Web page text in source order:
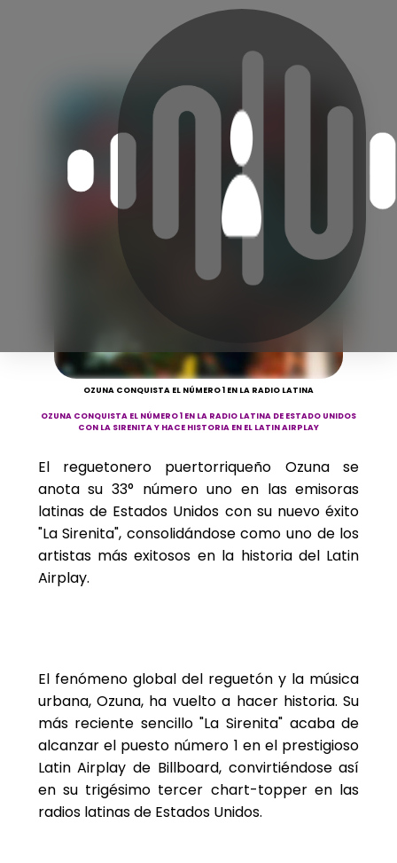
OZUNA CONQUISTA EL NÚMERO 1 EN LA RADIO LATINA
OZUNA CONQUISTA EL NÚMERO 1 EN LA RADIO LATINA DE ESTADO UNIDOS
CON LA SIRENITA Y HACE HISTORIA EN EL LATIN AIRPLAY
El reguetonero puertorriqueño Ozuna se
anota su 33° número uno en las emisoras
latinas de Estados Unidos con su nuevo éxito
"La Sirenita", consolidándose como uno de los
artistas más exitosos en la historia del Latin
Airplay.
El fenómeno global del reguetón y la música
urbana, Ozuna, ha vuelto a hacer historia. Su
más reciente sencillo "La Sirenita" acaba de
alcanzar el puesto número 1 en el prestigioso
Latin Airplay de Billboard, convirtiéndose así
en su trigésimo tercer chart-topper en las
radios latinas de Estados Unidos.